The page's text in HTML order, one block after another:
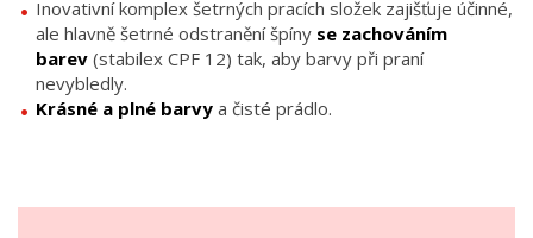
Inovativní komplex šetrných pracích složek zajišťuje účinné,
ale hlavně šetrné odstranění špíny se zachováním
barev (stabilex CPF 12) tak, aby barvy při praní
nevybledly.
Krásné a plné barvy a čisté prádlo.